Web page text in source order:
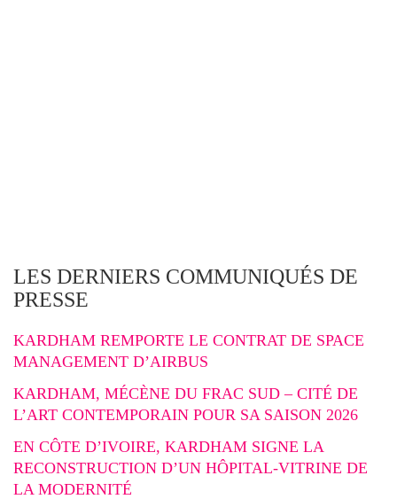
LES DERNIERS COMMUNIQUÉS DE
PRESSE
KARDHAM REMPORTE LE CONTRAT DE SPACE
MANAGEMENT D’AIRBUS
KARDHAM, MÉCÈNE DU FRAC SUD – CITÉ DE
L’ART CONTEMPORAIN POUR SA SAISON 2026
EN CÔTE D’IVOIRE, KARDHAM SIGNE LA
RECONSTRUCTION D’UN HÔPITAL-VITRINE DE
LA MODERNITÉ